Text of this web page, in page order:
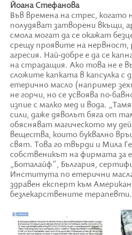
Йоана Стефанова
Във времена на стрес, когато
полудяват затворени вкъщи,
смола могат да се окажат
срещу проявите на нервност,
агресия. Най-добре е да се
на страдащия. Ако това не е
сложите капката в капсулка с
етерично масло (например
не горчи, но се усвоява по-
изпие с малко мед и вода.
сили, даже дяволът бяга от
обясняват магическото му
вещества, които буквално
свят. Това го твърди и Мила
собственикът на фирмата за
„Боталайф“, България,
Института по етерични
здравен експерт към
безлекарствените терапевти.